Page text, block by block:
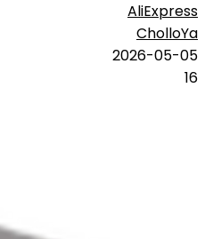
AliExpress
CholloYa
2026-05-05
16